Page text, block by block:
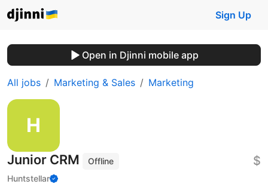
Sign Up
Open in Djinni mobile app
All jobs Marketing & Sales Marketing
Junior CRM
Offline
Huntstellar
$